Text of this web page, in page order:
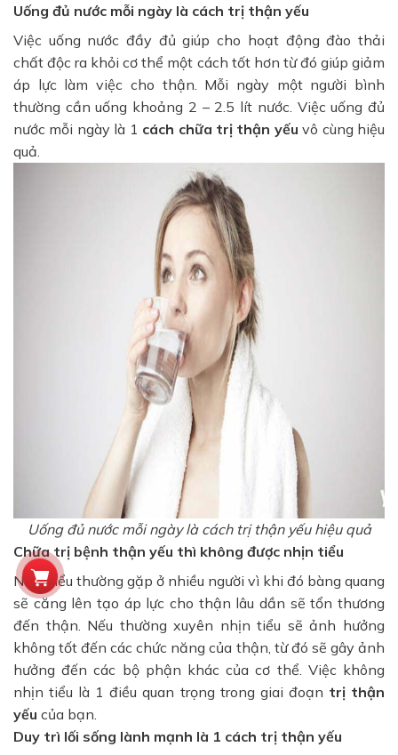
Uống đủ nước mỗi ngày là cách trị thận yếu
Việc uống nước đầy đủ giúp cho hoạt động đào thải
chất độc ra khỏi cơ thể một cách tốt hơn từ đó giúp giảm
áp lực làm việc cho thận. Mỗi ngày một người bình
thường cần uống khoảng 2 – 2.5 lít nước. Việc uống đủ
nước mỗi ngày là 1 cách chữa trị thận yếu vô cùng hiệu
quả.
Uống đủ nước mỗi ngày là cách trị thận yếu hiệu quả
Chữa trị bệnh thận yếu thì không được nhịn tiểu
Nhịn tiểu thường gặp ở nhiều người vì khi đó bàng quang
sẽ căng lên tạo áp lực cho thận lâu dần sẽ tổn thương
đến thận. Nếu thường xuyên nhịn tiểu sẽ ảnh hưởng
không tốt đến các chức năng của thận, từ đó sẽ gây ảnh
hưởng đến các bộ phận khác của cơ thể. Việc không
nhịn tiểu là 1 điều quan trọng trong giai đoạn trị thận
yếu của bạn.
Duy trì lối sống lành mạnh là 1 cách trị thận yếu